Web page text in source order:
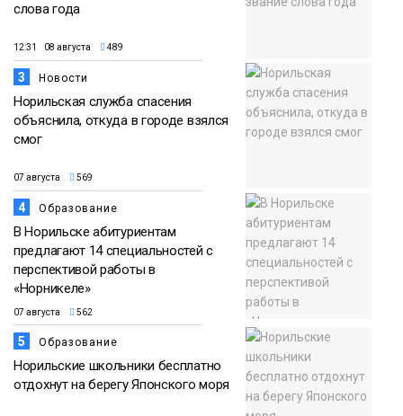
слова года
12:31 08 августа 489
3 Новости
Норильская служба спасения
объяснила, откуда в городе взялся
смог
07 августа 569
4 Образование
В Норильске абитуриентам
предлагают 14 специальностей с
перспективой работы в
«Норникеле»
07 августа 562
5 Образование
Норильские школьники бесплатно
отдохнут на берегу Японского моря